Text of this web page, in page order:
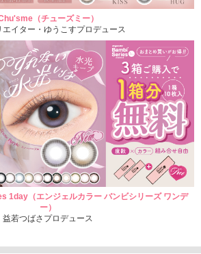
（チューズミー）
エイター・ゆうこすプロデュース
1day（エンジェルカラー バンビシリーズ ワンデ
ー）
益若つばさプロデュース